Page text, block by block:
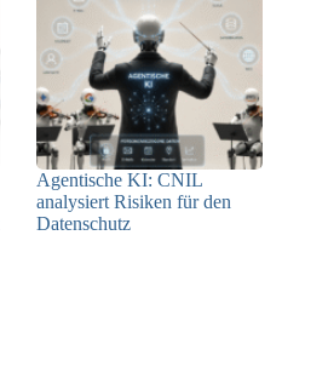
Agentische KI: CNIL
analysiert Risiken für den
Datenschutz